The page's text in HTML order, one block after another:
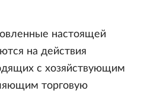
настоящей
на действия
с хозяйствующим
торговую